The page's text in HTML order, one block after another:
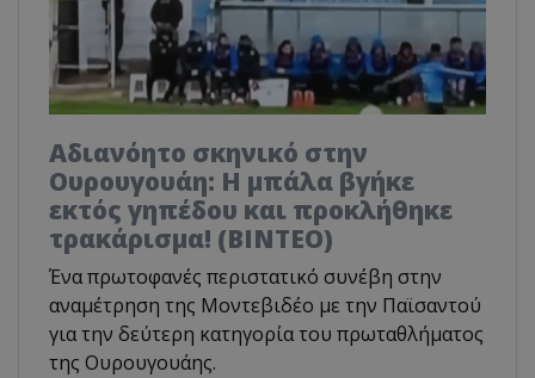
Αδιανόητο σκηνικό στην
Ουρουγουάη: Η μπάλα βγήκε
εκτός γηπέδου και προκλήθηκε
τρακάρισμα! (BINTEO)
Ένα πρωτοφανές περιστατικό συνέβη στην
αναμέτρηση της Μοντεβιδέο με την Παϊσαντού
για την δεύτερη κατηγορία του πρωταθλήματος
της Ουρουγουάης.